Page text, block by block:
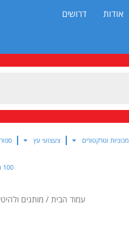
אודות דרושים
מכוניות וטרקטורים צעצועי עץ
100 ההצעות הנבחרות
עמוד הבית /מותגים